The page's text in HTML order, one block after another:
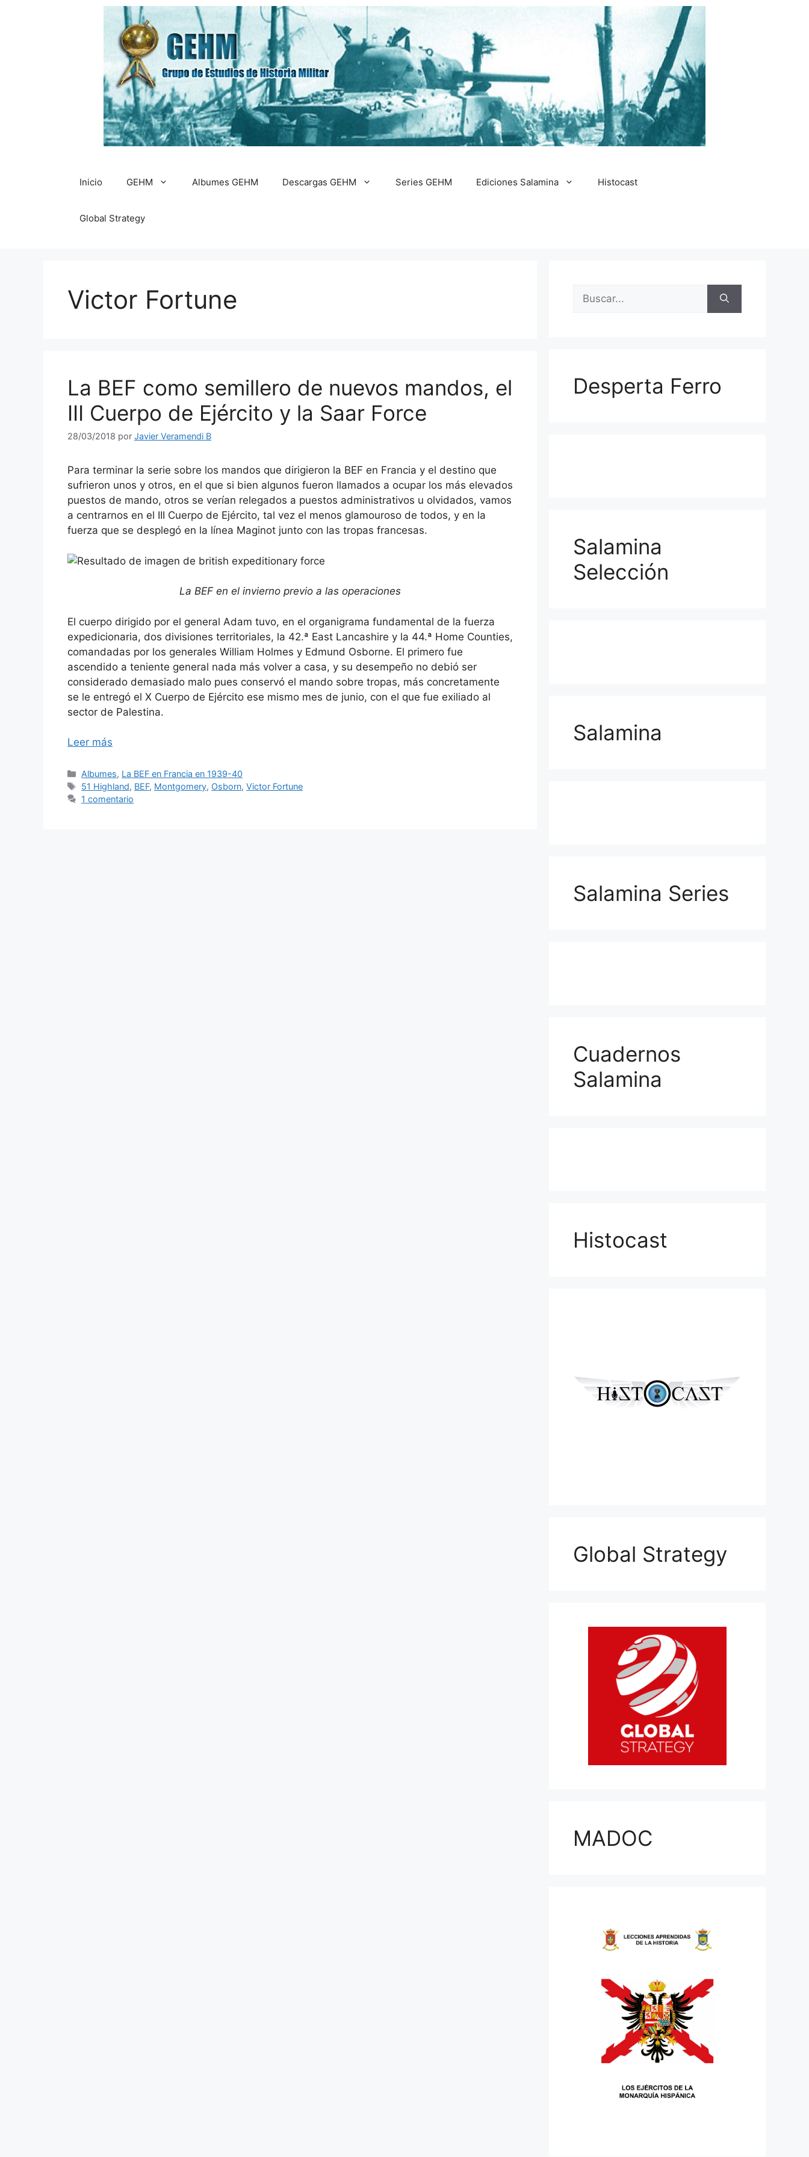
Inicio GEHM Albumes GEHM Descargas GEHM Series GEHM Ediciones Salamina Histocast
Global Strategy
Victor Fortune
La BEF como semillero de nuevos mandos, el
III Cuerpo de Ejército y la Saar Force
28/03/2018 por Javier Veramendi B
Para terminar la serie sobre los mandos que dirigieron la BEF en Francia y el destino que
sufrieron unos y otros, en el que si bien algunos fueron llamados a ocupar los más elevados
puestos de mando, otros se verían relegados a puestos administrativos u olvidados, vamos
a centrarnos en el III Cuerpo de Ejército, tal vez el menos glamouroso de todos, y en la
fuerza que se desplegó en la línea Maginot junto con las tropas francesas.
La BEF en el invierno previo a las operaciones
El cuerpo dirigido por el general Adam tuvo, en el organigrama fundamental de la fuerza
expedicionaria, dos divisiones territoriales, la 42.ª East Lancashire y la 44.ª Home Counties,
comandadas por los generales William Holmes y Edmund Osborne. El primero fue
ascendido a teniente general nada más volver a casa, y su desempeño no debió ser
considerado demasiado malo pues conservó el mando sobre tropas, más concretamente
se le entregó el X Cuerpo de Ejército ese mismo mes de junio, con el que fue exiliado al
sector de Palestina.
Leer más
Categorías
Albumes, La BEF en Francia en 1939-40
Etiquetas
51 Highland, BEF, Montgomery, Osborn,Victor Fortune
1 comentario
Buscar:
Desperta Ferro
Salamina
Selección
Salamina
Salamina Series
Cuadernos
Salamina
Histocast
Global Strategy
MADOC